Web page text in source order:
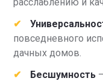
повседневного
дачных домов.
Бесшумность